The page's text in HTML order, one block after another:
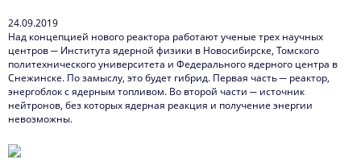
Новости
Наука в деталях
Видеоматериалы о нас
Интервью директора
24.09.2019
Над концепцией нового реактора работают ученые трех научных
центров ─ Института ядерной физики в Новосибирске, Томского
политехнического университета и Федерального ядерного центра в
Снежинске. По замыслу, это будет гибрид. Первая часть ─ реактор,
энергоблок с ядерным топливом. Во второй части ─ источник
нейтронов, без которых ядерная реакция и получение энергии
невозможны.